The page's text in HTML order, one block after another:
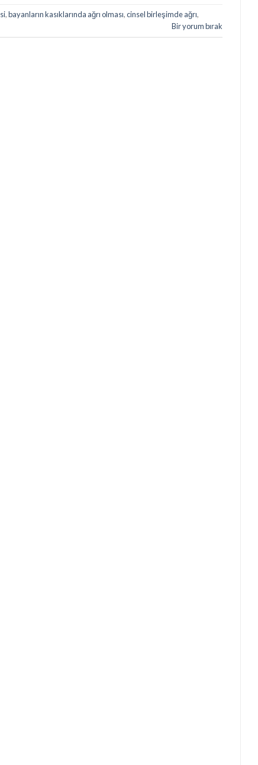
,bayanların kasıklarında ağrı olması,cinsel birleşimde ağrı,
Bir yorum bırak